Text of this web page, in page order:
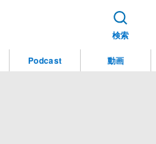
検索
Podcast 動画